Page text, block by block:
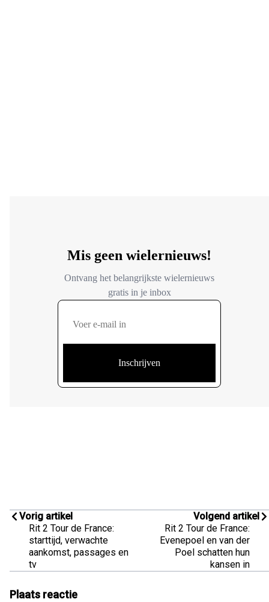
Vorig artikel
Rit 2 Tour de France:
starttijd, verwachte
aankomst, passages en
tv
Volgend artikel
Rit 2 Tour de France:
Evenepoel en van der
Poel schatten hun
kansen in
Plaats reactie